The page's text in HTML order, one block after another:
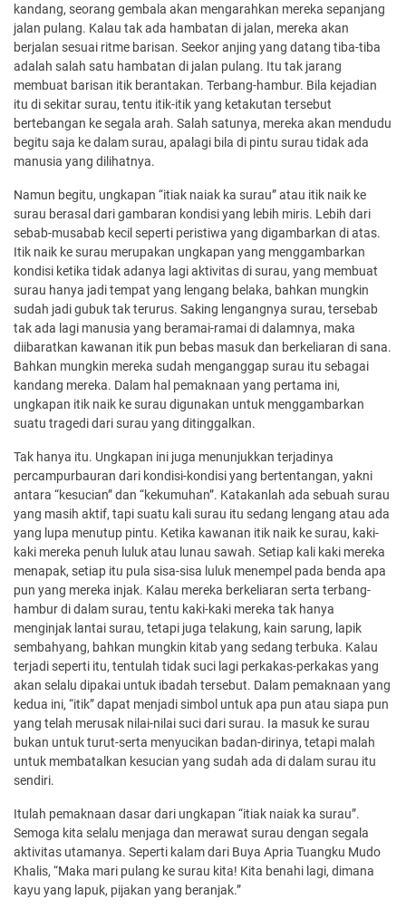
kandang, seorang gembala akan mengarahkan mereka sepanjang
jalan pulang. Kalau tak ada hambatan di jalan, mereka akan
berjalan sesuai ritme barisan. Seekor anjing yang datang tiba-tiba
adalah salah satu hambatan di jalan pulang. Itu tak jarang
membuat barisan itik berantakan. Terbang-hambur. Bila kejadian
itu di sekitar surau, tentu itik-itik yang ketakutan tersebut
bertebangan ke segala arah. Salah satunya, mereka akan mendudu
begitu saja ke dalam surau, apalagi bila di pintu surau tidak ada
manusia yang dilihatnya.
Namun begitu, ungkapan “itiak naiak ka surau” atau itik naik ke
surau berasal dari gambaran kondisi yang lebih miris. Lebih dari
sebab-musabab kecil seperti peristiwa yang digambarkan di atas.
Itik naik ke surau merupakan ungkapan yang menggambarkan
kondisi ketika tidak adanya lagi aktivitas di surau, yang membuat
surau hanya jadi tempat yang lengang belaka, bahkan mungkin
sudah jadi gubuk tak terurus. Saking lengangnya surau, tersebab
tak ada lagi manusia yang beramai-ramai di dalamnya, maka
diibaratkan kawanan itik pun bebas masuk dan berkeliaran di sana.
Bahkan mungkin mereka sudah menganggap surau itu sebagai
kandang mereka. Dalam hal pemaknaan yang pertama ini,
ungkapan itik naik ke surau digunakan untuk menggambarkan
suatu tragedi dari surau yang ditinggalkan.
Tak hanya itu. Ungkapan ini juga menunjukkan terjadinya
percampurbauran dari kondisi-kondisi yang bertentangan, yakni
antara “kesucian” dan “kekumuhan”. Katakanlah ada sebuah surau
yang masih aktif, tapi suatu kali surau itu sedang lengang atau ada
yang lupa menutup pintu. Ketika kawanan itik naik ke surau, kaki-
kaki mereka penuh luluk atau lunau sawah. Setiap kali kaki mereka
menapak, setiap itu pula sisa-sisa luluk menempel pada benda apa
pun yang mereka injak. Kalau mereka berkeliaran serta terbang-
hambur di dalam surau, tentu kaki-kaki mereka tak hanya
menginjak lantai surau, tetapi juga telakung, kain sarung, lapik
sembahyang, bahkan mungkin kitab yang sedang terbuka. Kalau
terjadi seperti itu, tentulah tidak suci lagi perkakas-perkakas yang
akan selalu dipakai untuk ibadah tersebut. Dalam pemaknaan yang
kedua ini, “itik” dapat menjadi simbol untuk apa pun atau siapa pun
yang telah merusak nilai-nilai suci dari surau. Ia masuk ke surau
bukan untuk turut-serta menyucikan badan-dirinya, tetapi malah
untuk membatalkan kesucian yang sudah ada di dalam surau itu
sendiri.
Itulah pemaknaan dasar dari ungkapan “itiak naiak ka surau”.
Semoga kita selalu menjaga dan merawat surau dengan segala
aktivitas utamanya. Seperti kalam dari Buya Apria Tuangku Mudo
Khalis, “Maka mari pulang ke surau kita! Kita benahi lagi, dimana
kayu yang lapuk, pijakan yang beranjak.”